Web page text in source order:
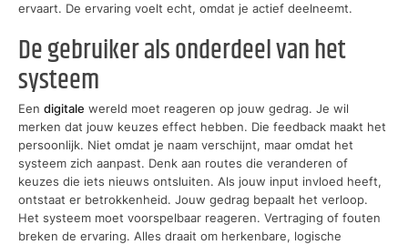
ervaart. De ervaring voelt echt, omdat je actief deelneemt.
De gebruiker als onderdeel van het
systeem
Een digitale wereld moet reageren op jouw gedrag. Je wil
merken dat jouw keuzes effect hebben. Die feedback maakt het
persoonlijk. Niet omdat je naam verschijnt, maar omdat het
systeem zich aanpast. Denk aan routes die veranderen of
keuzes die iets nieuws ontsluiten. Als jouw input invloed heeft,
ontstaat er betrokkenheid. Jouw gedrag bepaalt het verloop.
Het systeem moet voorspelbaar reageren. Vertraging of fouten
breken de ervaring. Alles draait om herkenbare, logische